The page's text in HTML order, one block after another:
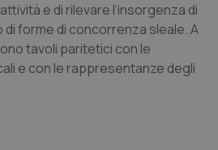
patologie neurodegenerative
e di rilevare l’insorgenza di
forme di concorrenza sleale. A
tavoli paritetici con le
e con le rappresentanze degli